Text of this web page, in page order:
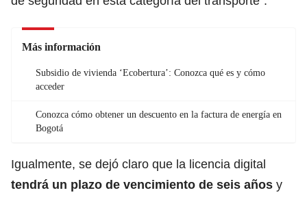
Más información
Subsidio de vivienda ‘Ecobertura’: Conozca qué es y cómo
acceder
Conozca cómo obtener un descuento en la factura de energía en
Bogotá
Igualmente, se dejó claro que la licencia digital
tendrá un plazo de vencimiento de seis años y